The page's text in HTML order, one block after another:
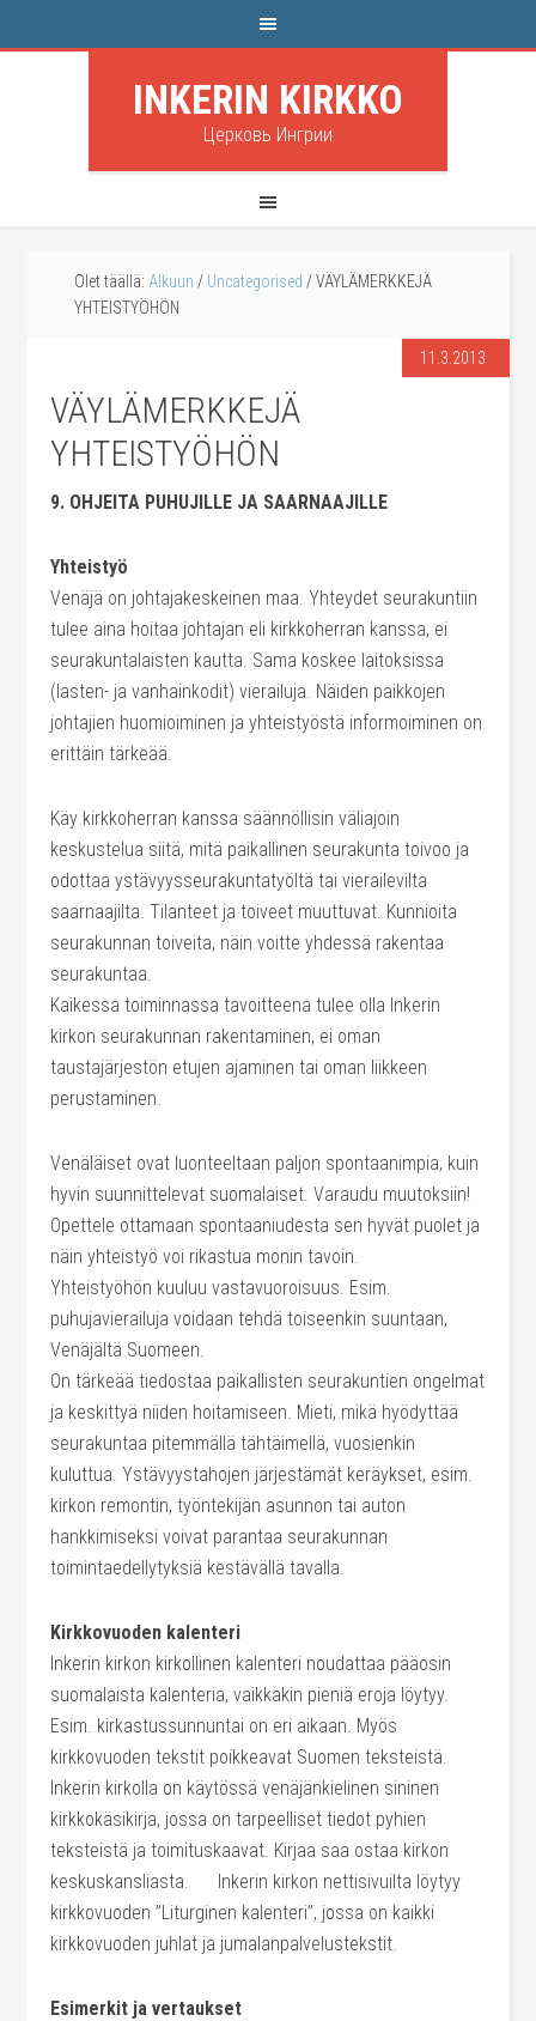
INKERIN KIRKKO
Церковь Ингрии
Olet täällä: Alkuun / Uncategorised /VÄYLÄMERKKEJÄ
YHTEISTYÖHÖN
11.3.2013
VÄYLÄMERKKEJÄ
YHTEISTYÖHÖN
9. OHJEITA PUHUJILLE JA SAARNAAJILLE
Yhteistyö
Venäjä on johtajakeskeinen maa. Yhteydet seurakuntiin
tulee aina hoitaa johtajan eli kirkkoherran kanssa, ei
seurakuntalaisten kautta. Sama koskee laitoksissa
(lasten- ja vanhainkodit) vierailuja. Näiden paikkojen
johtajien huomioiminen ja yhteistyöstä informoiminen on
erittäin tärkeää.
Käy kirkkoherran kanssa säännöllisin väliajoin
keskustelua siitä, mitä paikallinen seurakunta toivoo ja
odottaa ystävyysseurakuntatyöltä tai vierailevilta
saarnaajilta. Tilanteet ja toiveet muuttuvat. Kunnioita
seurakunnan toiveita, näin voitte yhdessä rakentaa
seurakuntaa.
Kaikessa toiminnassa tavoitteena tulee olla Inkerin
kirkon seurakunnan rakentaminen, ei oman
taustajärjestön etujen ajaminen tai oman liikkeen
perustaminen.
Venäläiset ovat luonteeltaan paljon spontaanimpia, kuin
hyvin suunnittelevat suomalaiset. Varaudu muutoksiin!
Opettele ottamaan spontaaniudesta sen hyvät puolet ja
näin yhteistyö voi rikastua monin tavoin.
Yhteistyöhön kuuluu vastavuoroisuus. Esim.
puhujavierailuja voidaan tehdä toiseenkin suuntaan,
Venäjältä Suomeen.
On tärkeää tiedostaa paikallisten seurakuntien ongelmat
ja keskittyä niiden hoitamiseen. Mieti, mikä hyödyttää
seurakuntaa pitemmällä tähtäimellä, vuosienkin
kuluttua. Ystävyystahojen järjestämät keräykset, esim.
kirkon remontin, työntekijän asunnon tai auton
hankkimiseksi voivat parantaa seurakunnan
toimintaedellytyksiä kestävällä tavalla.
Kirkkovuoden kalenteri
Inkerin kirkon kirkollinen kalenteri noudattaa pääosin
suomalaista kalenteria, vaikkakin pieniä eroja löytyy.
Esim. kirkastussunnuntai on eri aikaan. Myös
kirkkovuoden tekstit poikkeavat Suomen teksteistä.
Inkerin kirkolla on käytössä venäjänkielinen sininen
kirkkokäsikirja, jossa on tarpeelliset tiedot pyhien
teksteistä ja toimituskaavat. Kirjaa saa ostaa kirkon
keskuskansliasta. Inkerin kirkon nettisivuilta löytyy
kirkkovuoden ”Liturginen kalenteri”, jossa on kaikki
kirkkovuoden juhlat ja jumalanpalvelustekstit.
Esimerkit ja vertaukset